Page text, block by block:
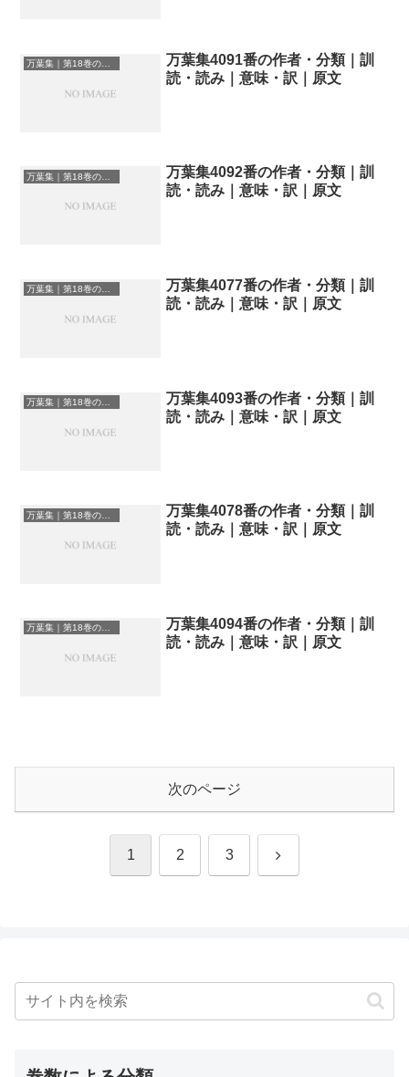
万葉集｜第18巻の和歌一覧
万葉集4091番の作者・分類｜訓
読・読み｜意味・訳｜原文
万葉集｜第18巻の和歌一覧
万葉集4092番の作者・分類｜訓
読・読み｜意味・訳｜原文
万葉集｜第18巻の和歌一覧
万葉集4077番の作者・分類｜訓
読・読み｜意味・訳｜原文
万葉集｜第18巻の和歌一覧
万葉集4093番の作者・分類｜訓
読・読み｜意味・訳｜原文
万葉集｜第18巻の和歌一覧
万葉集4078番の作者・分類｜訓
読・読み｜意味・訳｜原文
万葉集｜第18巻の和歌一覧
万葉集4094番の作者・分類｜訓
読・読み｜意味・訳｜原文
次のページ
1 2 3 次